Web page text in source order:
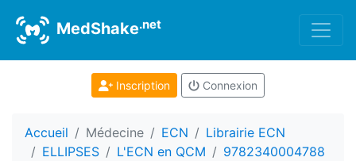
MedShake.net
Inscription Connexion
Accueil Médecine ECN
Librairie ECN
ELLIPSES
L'ECN en QCM 9782340004788